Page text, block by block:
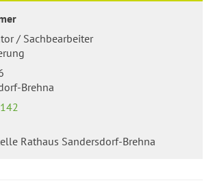
/ Sachbearbeiter
Brehna
Rathaus Sandersdorf-Brehna